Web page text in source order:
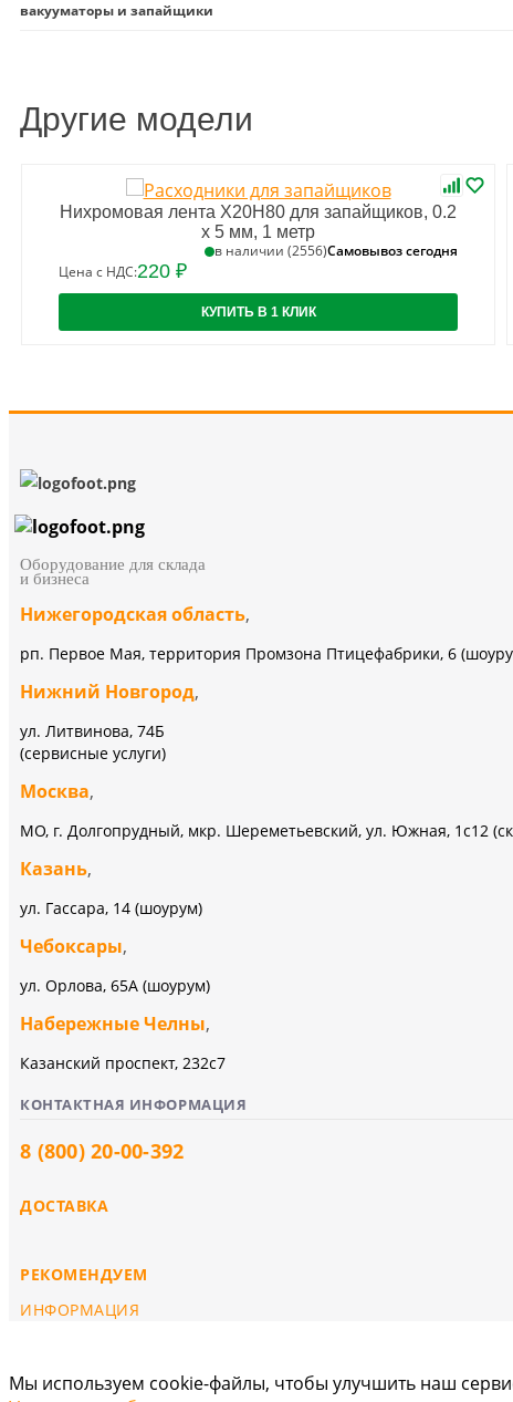
вакууматоры и запайщики
Другие модели
Нихромовая лента Х20Н80 для запайщиков, 0.2
х 5 мм, 1 метр
в наличии (2556)Самовывоз сегодня
Цена с НДС:220 ₽
КУПИТЬ В 1 КЛИК
Оборудование для склада
и бизнеса
Нижегородская область,
рп. Первое Мая, территория Промзона Птицефабрики, 6
Нижний Новгород,
ул. Литвинова, 74Б
(сервисные услуги)
Москва,
МО, г. Долгопрудный, мкр. Шереметьевский, ул. Южная, 1с12
Казань,
ул. Гассара, 14 (шоурум)
Чебоксары,
ул. Орлова, 65А (шоурум)
Набережные Челны,
Казанский проспект, 232c7
КОНТАКТНАЯ ИНФОРМАЦИЯ
8 (800) 20-00-392
ДОСТАВКА
РЕКОМЕНДУЕМ
ИНФОРМАЦИЯ
Мы используем cookie-файлы, чтобы улучшить наш